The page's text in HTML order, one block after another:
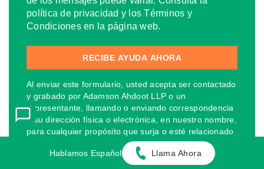
política de privacidad y los Términos y
Condiciones en la página web.
Al enviar este formulario, usted acepta ser contactado
y grabado por Adamson Ahdoot LLP o un
representante, llamando o enviando correspondencia
a su dirección física o electrónica, en nuestro nombre,
para cualquier propósito que surja o esté relacionado
con su caso y/o reclamo. Es posible que se apliquen
tarifas de uso o mensajes de texto estándar. Si en
cualquier momento deseas darte de baja de las
Hablamos Español Llama Ahora